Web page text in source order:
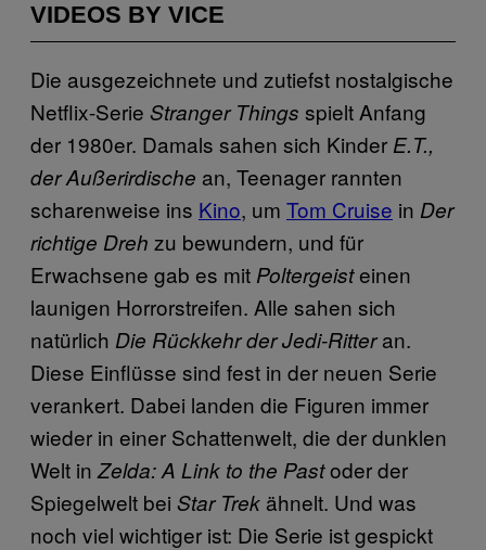
VIDEOS BY VICE
Die ausgezeichnete und zutiefst nostalgische
Netflix-Serie Stranger Things spielt Anfang
der 1980er. Damals sahen sich Kinder E.T.,
der Außerirdische an, Teenager rannten
scharenweise ins Kino, um Tom Cruise in Der
richtige Dreh zu bewundern, und für
Erwachsene gab es mit Poltergeisteinen
launigen Horrorstreifen. Alle sahen sich
natürlich Die Rückkehr der Jedi-Ritteran.
Diese Einflüsse sind fest in der neuen Serie
verankert. Dabei landen die Figuren immer
wieder in einer Schattenwelt, die der dunklen
Welt in Zelda: A Link to the Pastoder der
Spiegelwelt bei Star Trek ähnelt. Und was
noch viel wichtiger ist: Die Serie ist gespickt